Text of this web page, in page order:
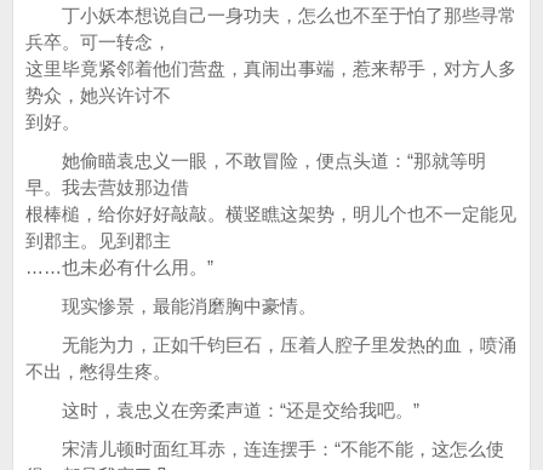
丁小妖本想说自己一身功夫，怎么也不至于怕了那些寻常
兵卒。可一转念，
这里毕竟紧邻着他们营盘，真闹出事端，惹来帮手，对方人多
势众，她兴许讨不
到好。
她偷瞄袁忠义一眼，不敢冒险，便点头道：“那就等明
早。我去营妓那边借
根棒槌，给你好好敲敲。横竖瞧这架势，明儿个也不一定能见
到郡主。见到郡主
……也未必有什么用。”
现实惨景，最能消磨胸中豪情。
无能为力，正如千钧巨石，压着人腔子里发热的血，喷涌
不出，憋得生疼。
这时，袁忠义在旁柔声道：“还是交给我吧。”
宋清儿顿时面红耳赤，连连摆手：“不能不能，这怎么使